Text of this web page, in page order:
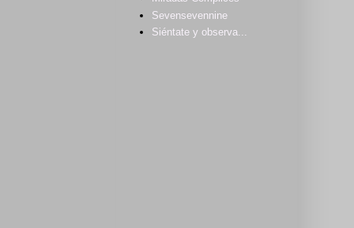
Sevensevennine
Siéntate y observa...